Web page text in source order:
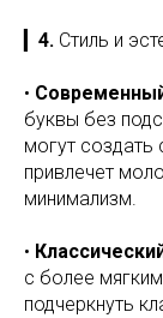
4. Стиль и
•
буквы без
могут создать
привлечет
минимализм.
•
с более
подчеркнуть